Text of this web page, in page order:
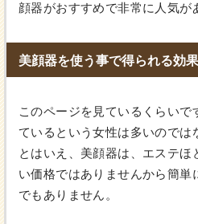
顔器がおすすめで非常に人気が
美顔器を使う事で得られる効
このページを見ているくらいで
ているという女性は多いのでは
とはいえ、美顔器は、エステほ
い価格ではありませんから簡単
でもありません。